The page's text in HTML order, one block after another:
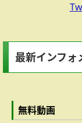
最新インフォ
無料動画